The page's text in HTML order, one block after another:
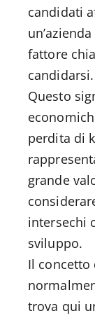
candidati
fattore
candidarsi.
Questo
perdita di
grande
intersechi
sviluppo.
Il concetto
trova qui